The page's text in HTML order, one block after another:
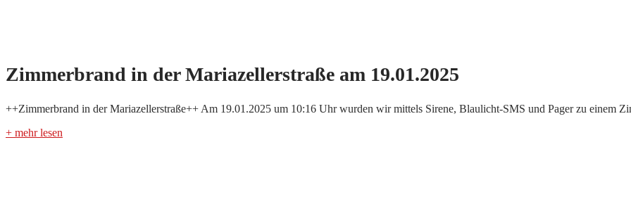
Zimmerbrand in der Mariazellerstraße am 19.01.2025
++Zimmerbrand in der Mariazellerstraße++ Am 19.01.2025 um 10:16 Uhr wurden wir mittels Sirene, Blaulicht-SMS und Pager zu einem
+ mehr lesen